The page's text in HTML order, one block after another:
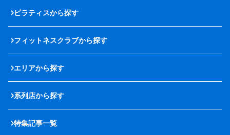
ピラティスから探す
フィットネスクラブから探す
エリアから探す
系列店から探す
特集記事一覧